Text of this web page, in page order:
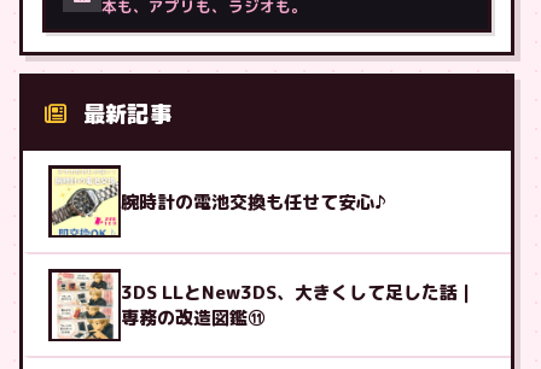
本も、アプリも、ラジオも。
最新記事
腕時計の電池交換も任せて安心♪
3DS LLとNew3DS、大きくして足した話｜
専務の改造図鑑⑪